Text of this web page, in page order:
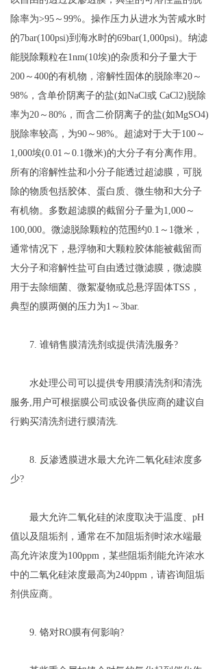
除率为>95～99%。操作压力从进水为苦咸水时
的7bar(100psi)到海水时的69bar(1,000psi)。纳滤
能脱除颗粒在1nm(10埃)的杂质和分子量大于
200～400的有机物，溶解性固体的脱除率20～
98%，含单价阴离子的盐(如NaCl或 CaCl2)脱除
率为20～80%，而含二价阴离子的盐(如MgSO4)
脱除率较高，为90～98%。超滤对于大于100～
1,000埃(0.01～0.1微米)的大分子有分离作用。
所有的溶解性盐和小分子能透过超滤膜，可脱
除的物质包括胶体、蛋白质、微生物和大分子
有机物。多数超滤膜的截留分子量为1,000～
100,000。微滤脱除颗粒的范围约0.1～1微米，
通常情况下，悬浮物和大颗粒胶体能被截留而
大分子和溶解性盐可自由透过微滤膜，微滤膜
用于去除细菌、微絮凝物或总悬浮固体TSS，
典型的膜两侧的压力为1～3bar.
7. 谁销售膜清洗剂或提供清洗服务?
水处理公司可以提供专用膜清洗剂和清洗
服务,用户可根据膜公司或设备供应商的建议自
行购买清洗剂进行膜清洗.
8. 反渗透膜进水最大允许二氧化硅浓度多
少?
最大允许二氧化硅的浓度取决于温度、pH
值以及阻垢剂，通常在不加阻垢剂时浓水端最
高允许浓度为100ppm，某些阻垢剂能允许浓水
中的二氧化硅浓度最高为240ppm，请咨询阻垢
剂供应商。
9. 铬对RO膜有何影响?